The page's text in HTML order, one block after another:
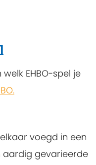
EHBO-spel je
voegd in een
aardig gevarieerde